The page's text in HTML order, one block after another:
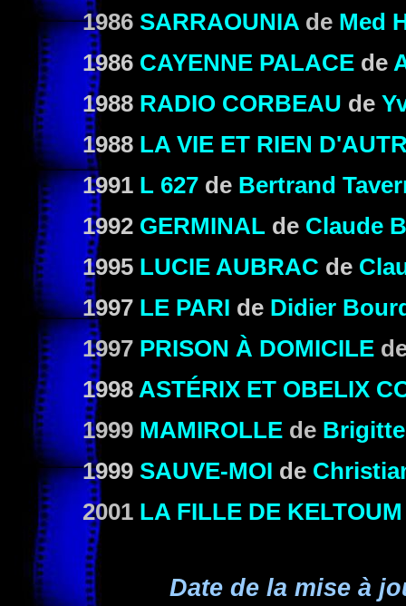
1986 SARRAOUNIA de Med
1986 CAYENNE PALACE de
1988 RADIO CORBEAU de
1988 LA VIE ET RIEN
1991 L 627 de Bertrand
1992 GERMINAL de Claude
1995 LUCIE AUBRAC de
1997 LE PARI de Didier
1997 PRISON À DOMICILE
1998 ASTÉRIX ET OBELIX
1999 MAMIROLLE de
1999 SAUVE-MOI de
2001 LA FILLE DE KELTOUM
Date de la mise à